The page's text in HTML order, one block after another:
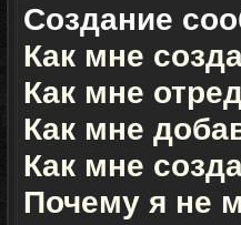
Создание
Как мне
Как мне
Как мне
Как мне
Почему я не